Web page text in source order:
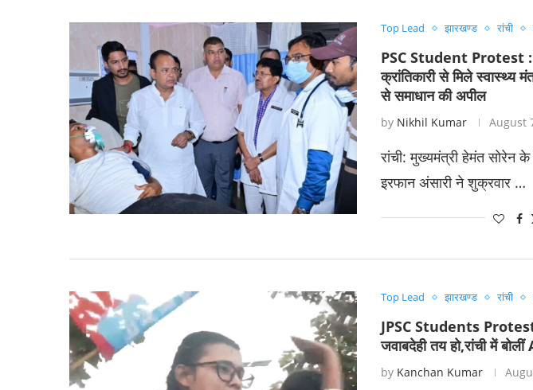
Top Lead झारखण्ड रांची
PSC Student Protest :
क्रांतिकारी से मिले स्वास्थ्य
से समाधान की अपील
by Nikhil Kumar August
रांची: मुख्यमंत्री हेमंत सोरेन के
इरफान अंसारी ने शुक्रवार …
Top Lead झारखण्ड रांची
JPSC Students Protest
जवाबदेही तय हो,रांची में बोलीं
by Kanchan Kumar